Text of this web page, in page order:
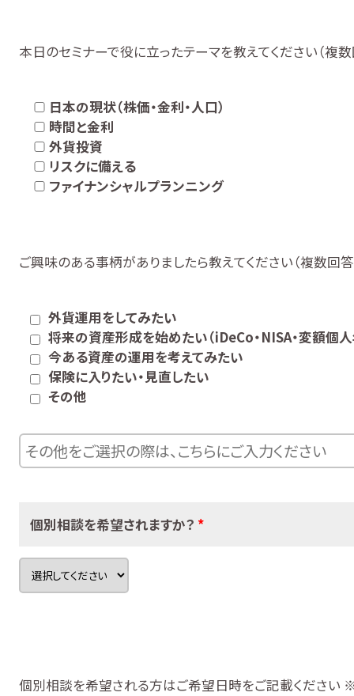
本日のセミナーで役に立ったテーマを教えてください（複
日本の現状（株価・金利・人口）
時間と金利
外貨投資
リスクに備える
ファイナンシャルプランニング
ご興味のある事柄がありましたら教えてください（複数回答
外貨運用をしてみたい
将来の資産形成を始めたい（iDeCo・NISA・変額個人
今ある資産の運用を考えてみたい
保険に入りたい・見直したい
その他
個別相談を希望されますか？ *
個別相談を希望される方はご希望日時をご記載ください